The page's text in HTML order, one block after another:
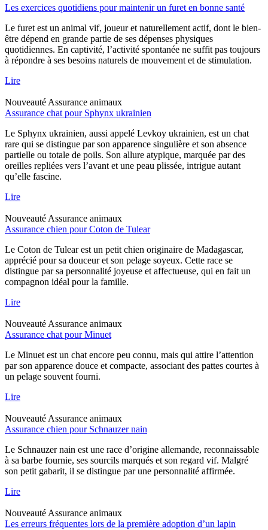
Les exercices quotidiens pour maintenir un furet en bonne santé
Le furet est un animal vif, joueur et naturellement actif, dont le bien-
être dépend en grande partie de ses dépenses physiques
quotidiennes. En captivité, l’activité spontanée ne suffit pas toujours
à répondre à ses besoins naturels de mouvement et de stimulation.
Lire
Nouveauté Assurance animaux
Assurance chat pour Sphynx ukrainien
Le Sphynx ukrainien, aussi appelé Levkoy ukrainien, est un chat
rare qui se distingue par son apparence singulière et son absence
partielle ou totale de poils. Son allure atypique, marquée par des
oreilles repliées vers l’avant et une peau plissée, intrigue autant
qu’elle fascine.
Lire
Nouveauté Assurance animaux
Assurance chien pour Coton de Tulear
Le Coton de Tulear est un petit chien originaire de Madagascar,
apprécié pour sa douceur et son pelage soyeux. Cette race se
distingue par sa personnalité joyeuse et affectueuse, qui en fait un
compagnon idéal pour la famille.
Lire
Nouveauté Assurance animaux
Assurance chat pour Minuet
Le Minuet est un chat encore peu connu, mais qui attire l’attention
par son apparence douce et compacte, associant des pattes courtes à
un pelage souvent fourni.
Lire
Nouveauté Assurance animaux
Assurance chien pour Schnauzer nain
Le Schnauzer nain est une race d’origine allemande, reconnaissable
à sa barbe fournie, ses sourcils marqués et son regard vif. Malgré
son petit gabarit, il se distingue par une personnalité affirmée.
Lire
Nouveauté Assurance animaux
Les erreurs fréquentes lors de la première adoption d’un lapin